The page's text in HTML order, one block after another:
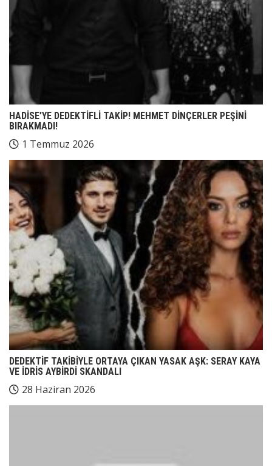
HADİSE’YE DEDEKTİFLİ TAKİP! MEHMET DİNÇERLER PEŞİNİ
BIRAKMADI!
1 Temmuz 2026
DEDEKTİF TAKİBİYLE ORTAYA ÇIKAN YASAK AŞK: SERAY KAYA
VE İDRİS AYBİRDİ SKANDALI
28 Haziran 2026